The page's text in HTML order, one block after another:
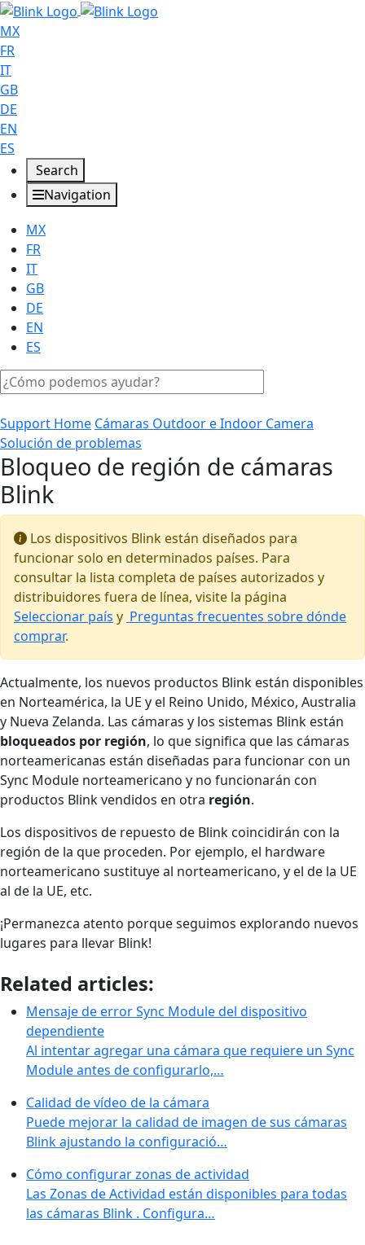
MX
FR
IT
GB
DE
EN
ES
Search
Navigation
MX
FR
IT
GB
DE
EN
ES
Support Home Cámaras Outdoor e Indoor Camera
Solución de problemas
Bloqueo de región de cámaras
Blink
Los dispositivos Blink están diseñados para
funcionar solo en determinados países. Para
consultar la lista completa de países autorizados y
distribuidores fuera de línea, visite la página
Seleccionar país y Preguntas frecuentes sobre dónde
comprar.
Actualmente, los nuevos productos Blink están disponibles
en Norteamérica, la UE y el Reino Unido, México, Australia
y Nueva Zelanda. Las cámaras y los sistemas Blink están
bloqueados por región, lo que significa que las cámaras
norteamericanas están diseñadas para funcionar con un
Sync Module norteamericano y no funcionarán con
productos Blink vendidos en otra región.
Los dispositivos de repuesto de Blink coincidirán con la
región de la que proceden. Por ejemplo, el hardware
norteamericano sustituye al norteamericano, y el de la UE
al de la UE, etc.
¡Permanezca atento porque seguimos explorando nuevos
lugares para llevar Blink!
Related articles:
Mensaje de error Sync Module del dispositivo
dependiente
Al intentar agregar una cámara que requiere un Sync
Module antes de configurarlo,…
Calidad de vídeo de la cámara
Puede mejorar la calidad de imagen de sus cámaras
Blink ajustando la configuració…
Cómo configurar zonas de actividad
Las Zonas de Actividad están disponibles para todas
las cámaras Blink . Configura…